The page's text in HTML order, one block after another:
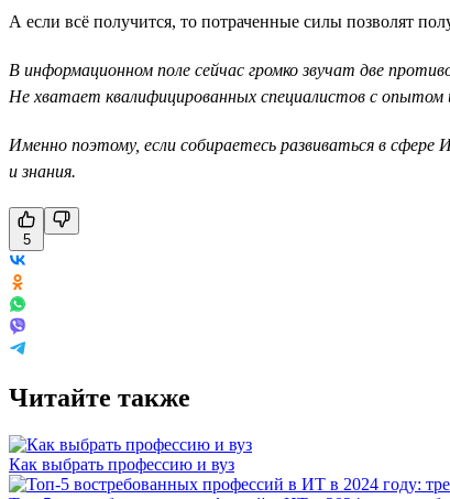
А если всё получится, то потраченные силы позволят
В информационном поле сейчас громко звучат две
Не хватает квалифицированных специалистов с
Именно поэтому, если собираетесь развиваться в
и знания.
5
Читайте также
Как выбрать профессию и вуз